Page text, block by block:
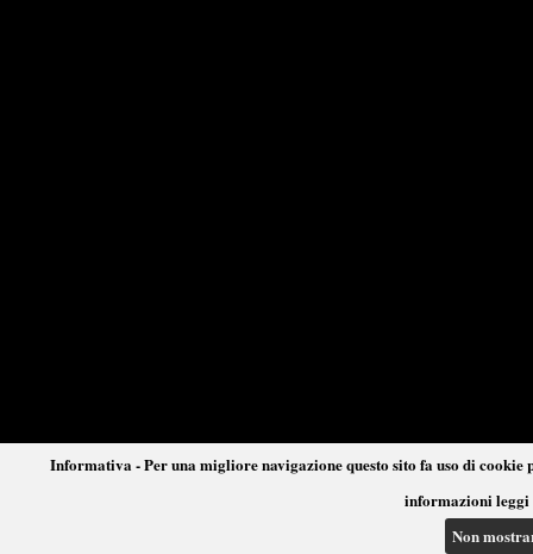
Informativa - Per una migliore navigazione questo sito fa uso di
informazioni leggi
Non